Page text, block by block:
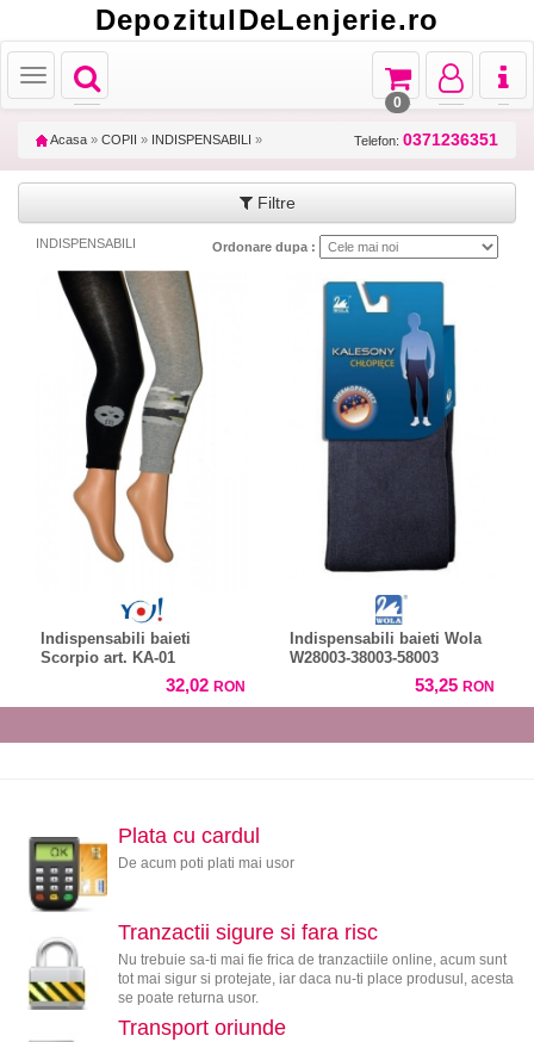
DepozitulDeLenjerie.ro
Toggle
navigation
Toggle
Toggle
navigation
Toggle
navigation
Toggle
navigation
0
Acasa » COPII » INDISPENSABILI » Telefon: 0371236351
Filtre
INDISPENSABILI Ordonare dupa :
Indispensabili baieti
Scorpio art. KA-01
32,02 RON
Indispensabili baieti Wola
W28003-38003-58003
53,25 RON
Plata cu cardul
De acum poti plati mai usor
Tranzactii sigure si fara risc
Nu trebuie sa-ti mai fie frica de tranzactiile online, acum sunt
tot mai sigur si protejate, iar daca nu-ti place produsul, acesta
se poate returna usor.
Transport oriunde